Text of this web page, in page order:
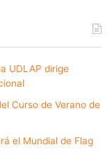
UDLAP dirige
Curso de Verano de
el Mundial de Flag